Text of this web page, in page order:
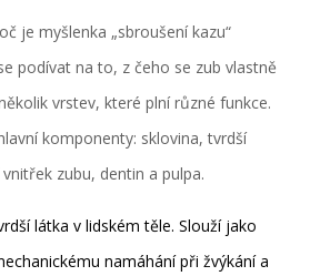
je myšlenka „sbroušení kazu“
podívat na to, z čeho se zub vlastně
vrstev, které plní různé funkce.
komponenty: sklovina,tvrdší
zubu, dentin a pulpa.
látka v lidském těle. Slouží jako
namáhání při žvýkání a